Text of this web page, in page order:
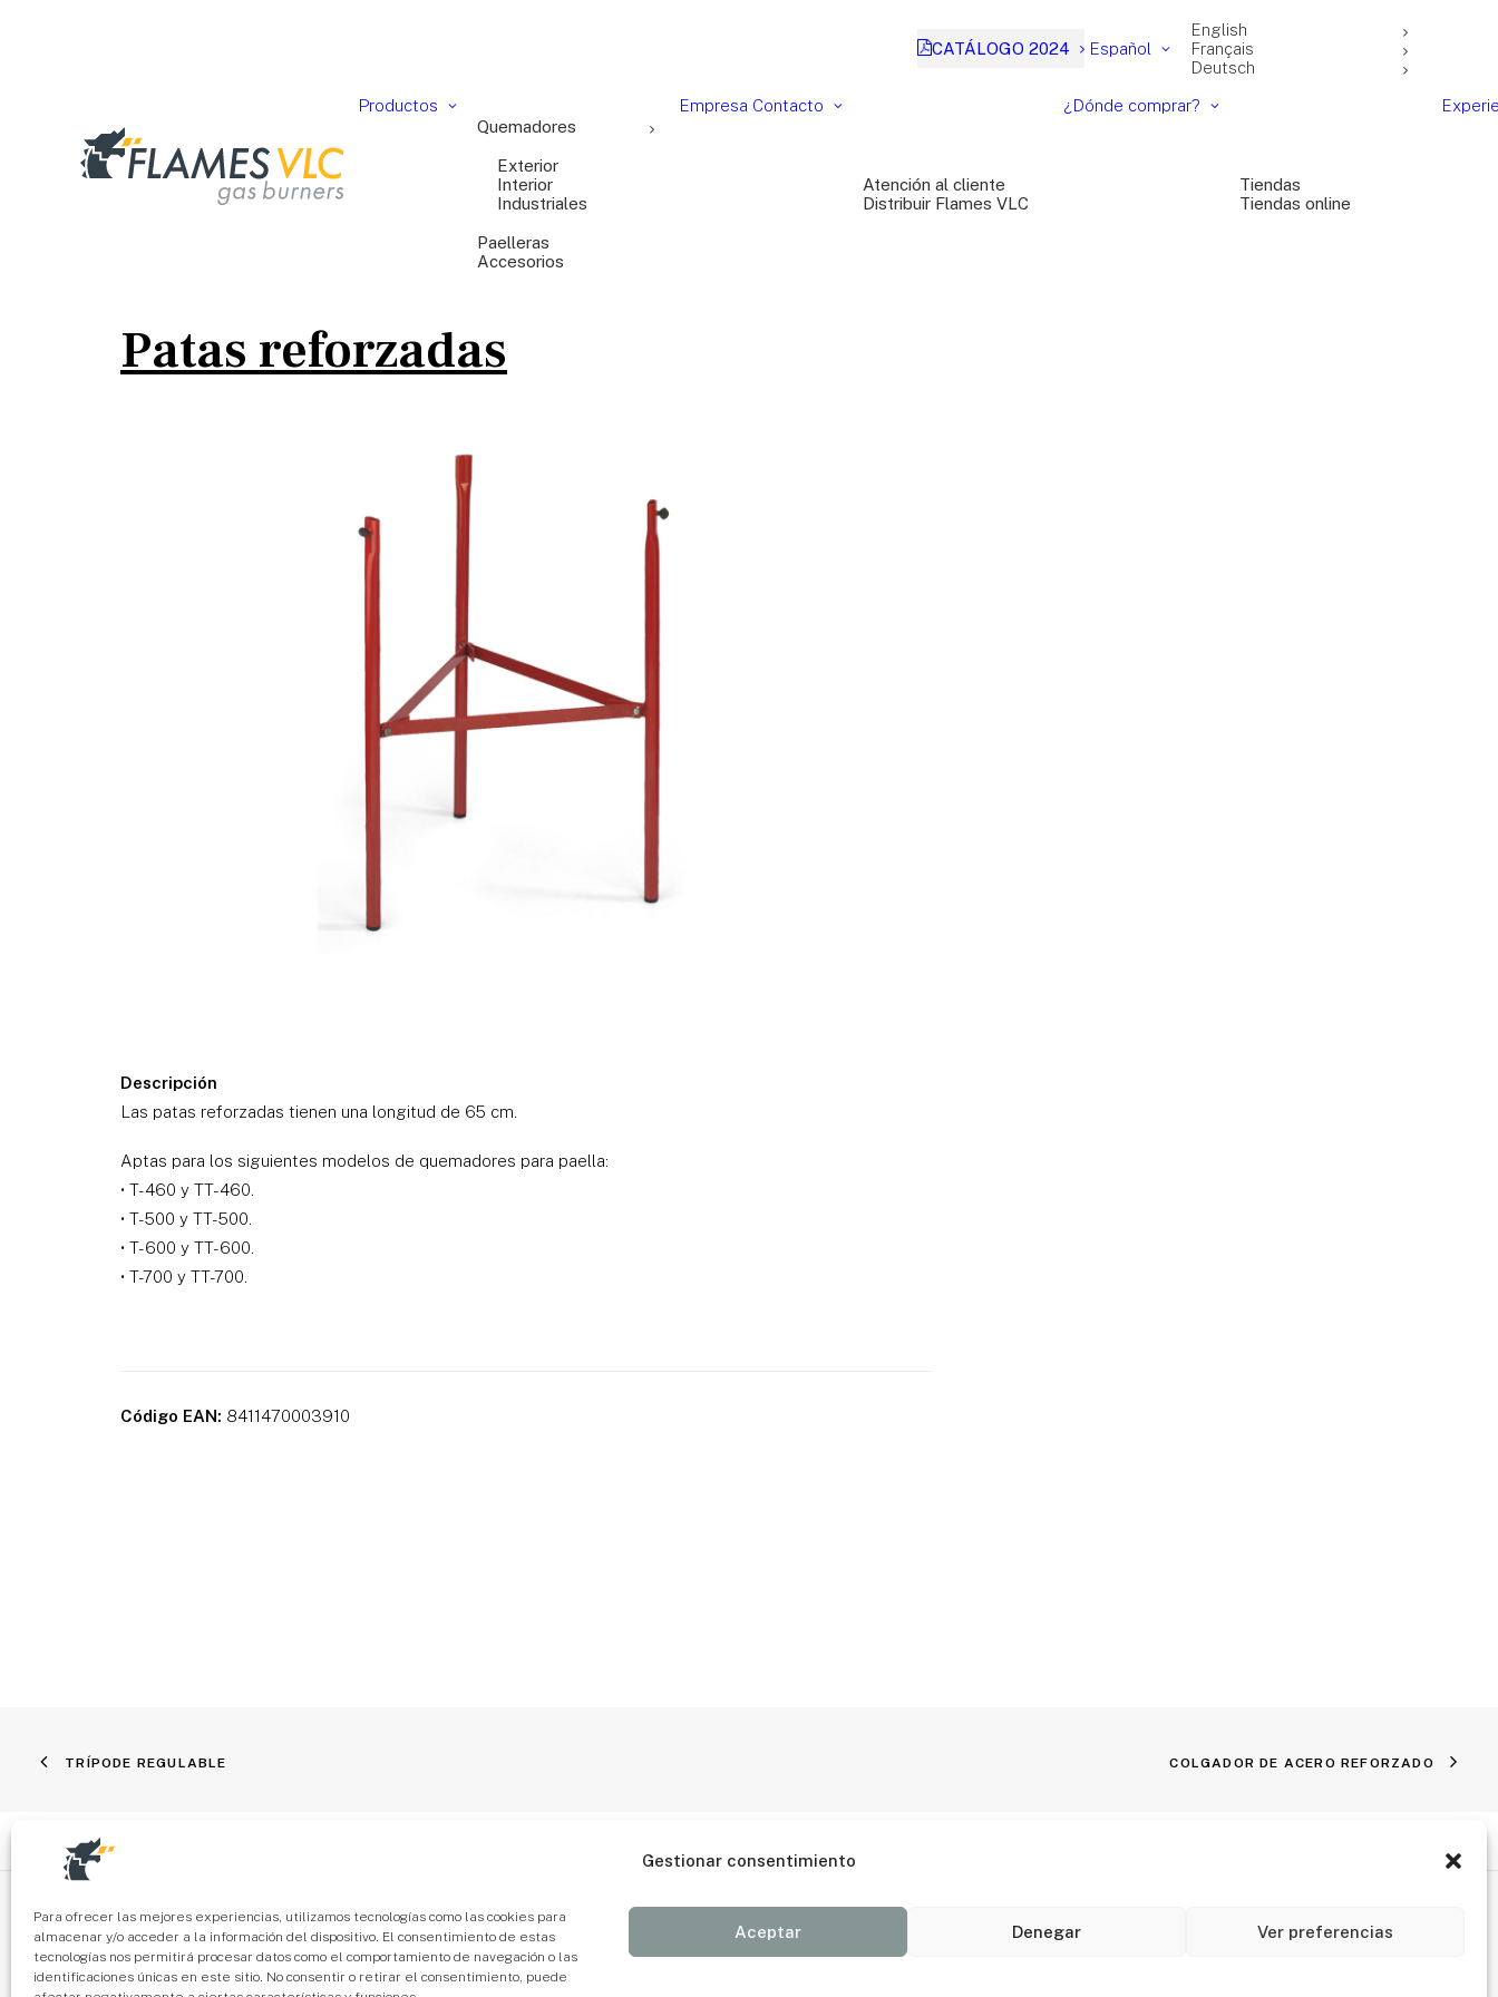
Gestionar consentimiento
Para ofrecer las mejores experiencias, utilizamos tecnologías como las cookies para
almacenar y/o acceder a la información del dispositivo. El consentimiento de estas
tecnologías nos permitirá procesar datos como el comportamiento de navegación o las
identificaciones únicas en este sitio. No consentir o retirar el consentimiento, puede
Aceptar Denegar Ver preferencias
CATÁLOGO 2024 Español
English
Français
Deutsch
Productos
Quemadores
Exterior
Interior
Industriales
Paelleras
Accesorios
Empresa Contacto
Atención al cliente
Distribuir Flames VLC
¿Dónde comprar?
Tiendas
Tiendas online
Patas reforzadas
Descripción
Las patas reforzadas tienen una longitud de 65 cm.
Aptas para los siguientes modelos de quemadores para paella:
• T-460 y TT-460.
• T-500 y TT-500.
• T-600 y TT-600.
• T-700 y TT-700.
Código EAN: 8411470003910
TRÍPODE REGULABLE COLGADOR DE ACERO REFORZADO
Política de privacidad Agradecimientos Ayudas